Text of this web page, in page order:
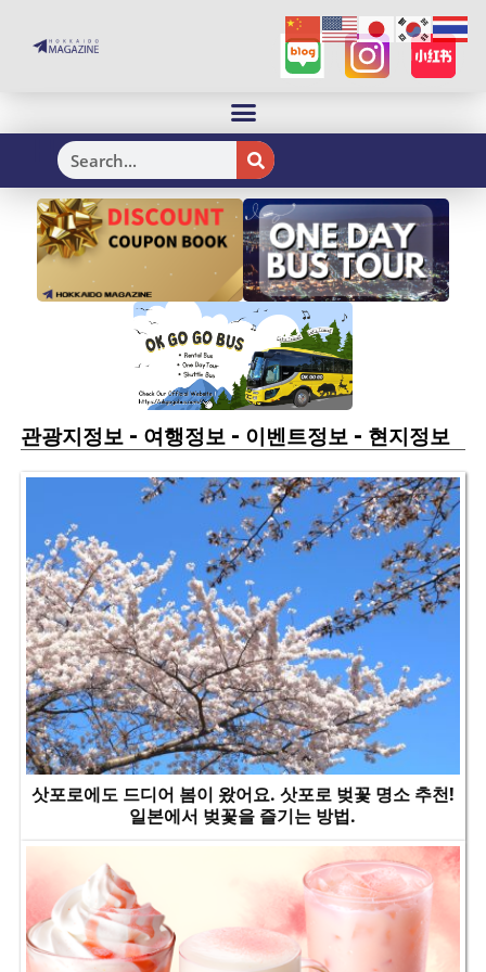
H
관광지정보- 여행정보- 이벤트정보- 현지정보
삿포로에도 드디어 봄이 왔어요. 삿포로 벚꽃 명소 추천!
일본에서 벚꽃을 즐기는 방법.